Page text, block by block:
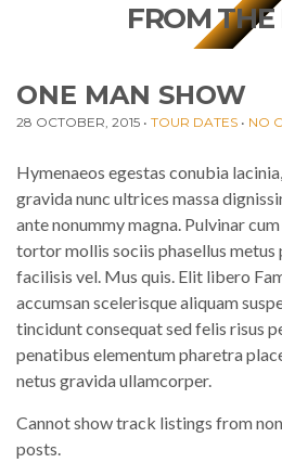
FROM THE
ONE MAN SHOW
28 OCTOBER, 2015 • TOUR DATES • NO
Hymenaeos egestas conubia
gravida nunc ultrices massa
ante nonummy magna. Pulvinar
tortor mollis sociis phasellus
facilisis vel. Mus quis. Elit libero
accumsan scelerisque aliquam
tincidunt consequat sed felis risus
penatibus elementum pharetra
netus gravida ullamcorper.
Cannot show track listings from
posts.